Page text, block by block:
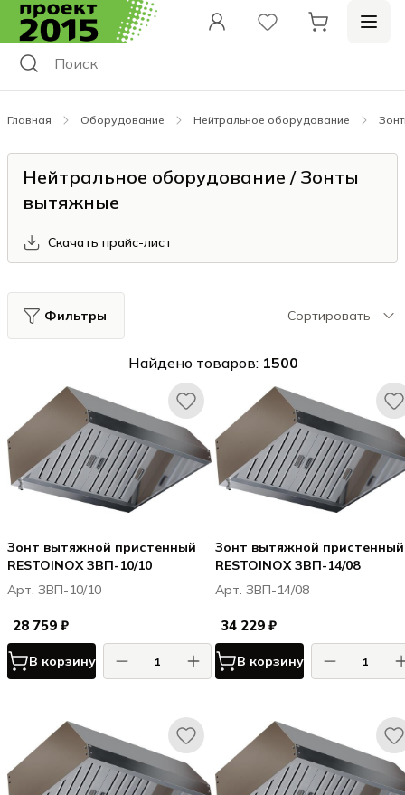
Главная Оборудование Нейтральное оборудование
Нейтральное оборудование / Зонты
вытяжные
Скачать прайс-лист
Фильтры Сортировать
Найдено товаров: 1500
Зонт вытяжной пристенный
RESTOINOX ЗВП-10/10
Арт. ЗВП-10/10
28 759 ₽
В корзину
Зонт вытяжной пристенный
RESTOINOX ЗВП-14/08
Арт. ЗВП-14/08
34 229 ₽
В корзину